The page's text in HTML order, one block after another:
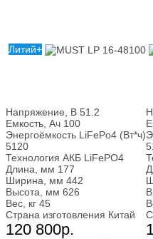
Литий+
Напряжение, В 51.2
Емкость, Ач 100
Энергоёмкость LiFePo4 (Вт*ч)
5120
Технология АКБ LiFePO4
Длина, мм 177
Ширина, мм 442
Высота, мм 626
Вес, кг 45
Страна изготовления Китай
120 800р.